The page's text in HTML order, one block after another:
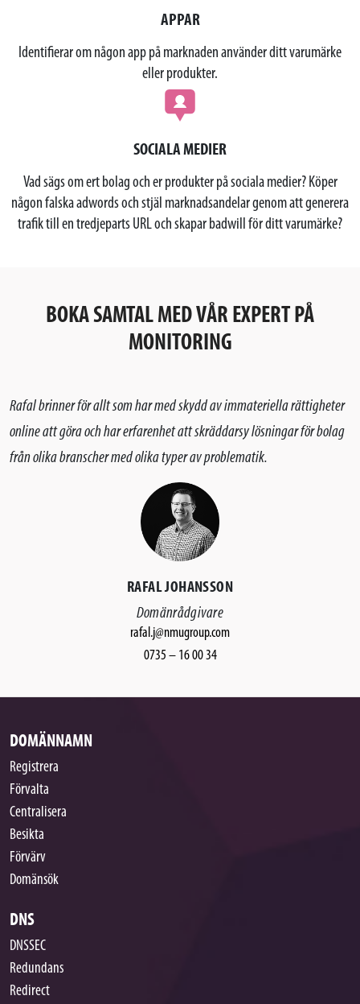
APPAR
Identifierar om någon app på marknaden använder ditt varumärke
eller produkter.
SOCIALA MEDIER
Vad sägs om ert bolag och er produkter på sociala medier? Köper
någon falska adwords och stjäl marknadsandelar genom att generera
trafik till en tredjeparts URL och skapar badwill för ditt varumärke?
BOKA SAMTAL MED VÅR EXPERT PÅ
MONITORING
Rafal brinner för allt som har med skydd av immateriella rättigheter
online att göra och har erfarenhet att skräddarsy lösningar för bolag
från olika branscher med olika typer av problematik.
RAFAL JOHANSSON
Domänrådgivare
rafal.j@nmugroup.com
0735 – 16 00 34
DOMÄNNAMN
Registrera
Förvalta
Centralisera
Besikta
Förvärv
Domänsök
DNS
DNSSEC
Redundans
Redirect